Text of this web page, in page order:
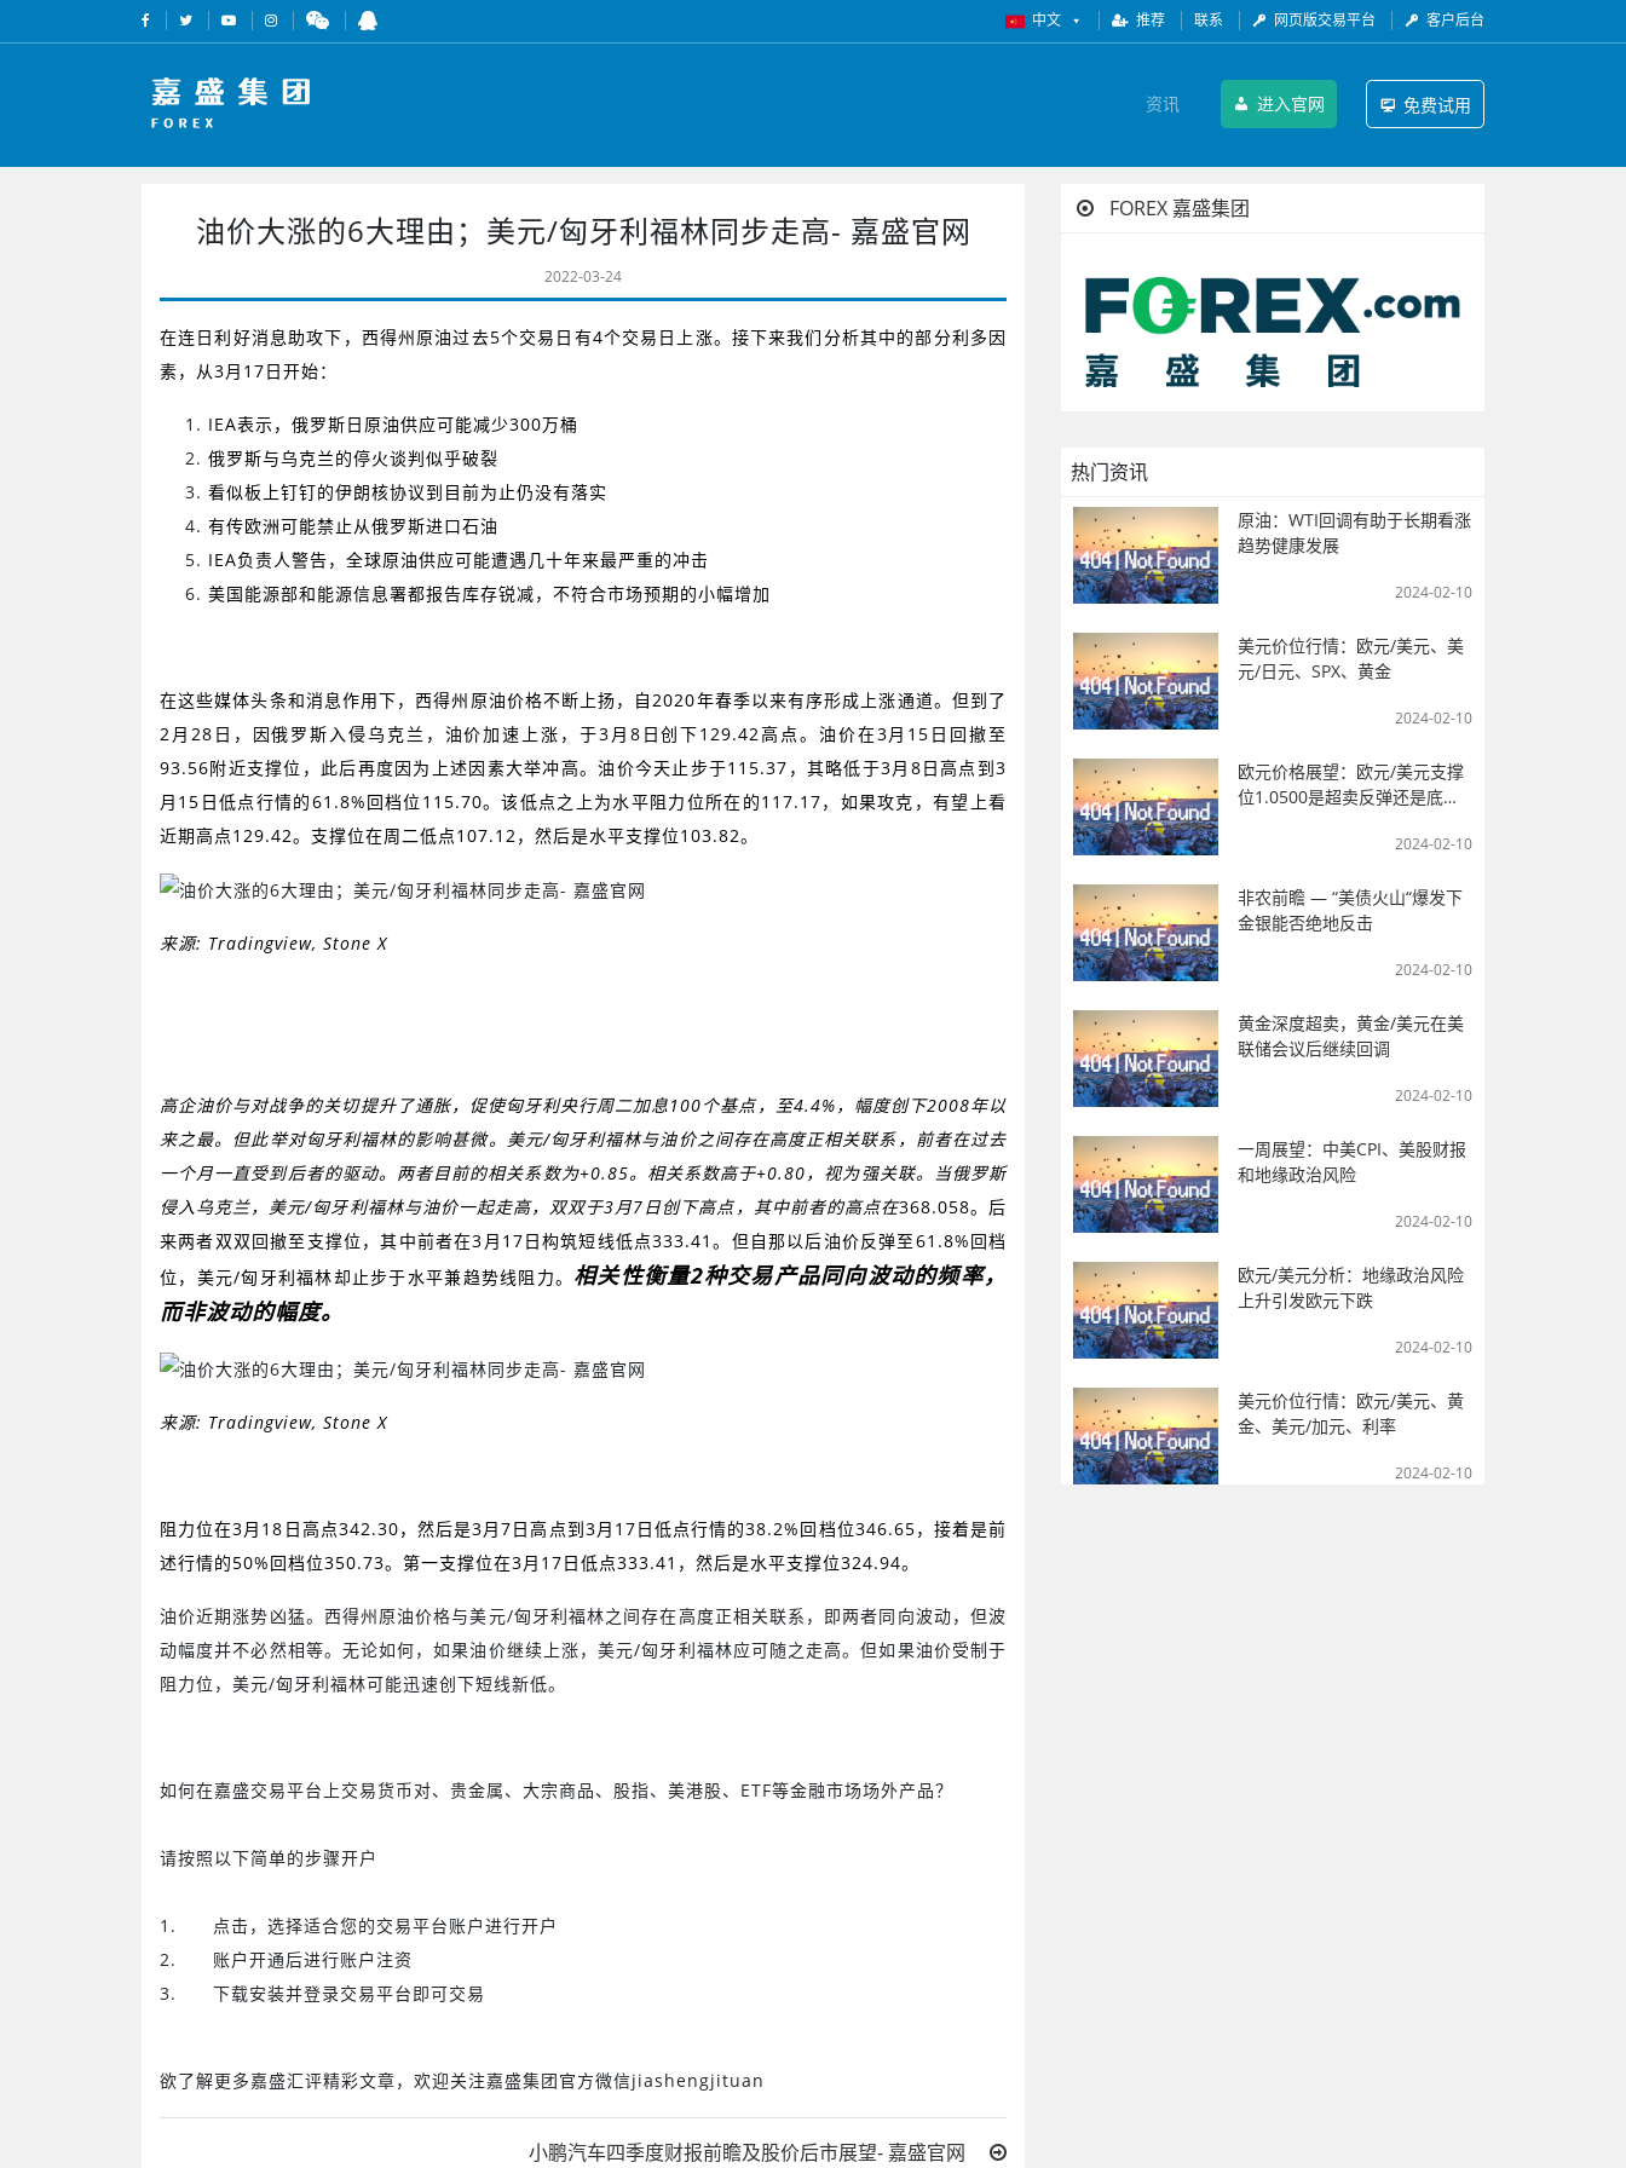
中文 推荐 联系 网页版交易平台 客户后台
资讯 进入官网 免费试用
油价大涨的6大理由；美元/匈牙利福林同步走高- 嘉盛官网
2022-03-24
在连日利好消息助攻下，西得州原油过去5个交易日有4个交易日上涨。接下来我们分析其中的部分利多因
素，从3月 17日开始：
IEA表示，俄罗斯日原油供应可能减少300万桶
俄罗斯与乌克兰的停火谈判似乎破裂
看似板上钉钉的伊朗核协议到目前为止仍没有落实
有传欧洲可能禁止从俄罗斯进口石油
IEA负责人警告，全球原油供应可能遭遇几十年来最严重的冲击
美国能源部和能源信息署都报告库存锐减，不符合市场预期的小幅增加
在这些媒体头条和消息作用下，西得州原油价格不断上扬，自2020年春季以来有序形成上涨通道。但到了
2月 28 日，因俄罗斯入侵乌克兰，油价加速上涨，于3月 8 日创下129.42高点。油价在3月 15 日回撤至
93.56附近支撑位，此后再度因为上述因素大举冲高。油价今天止步于115.37 ，其略低于3月 8日高点到3
月 15 日低点行情的61.8%回档位 115.70。该低点之上为水平阻力位所在的117.17，如果攻克，有望上看
近期高点129.42。支撑位在周二低点107.12，然后是水平支撑位103.82。
来源: Tradingview, Stone X
高企油价与对战争的关切提升了通胀，促使匈牙利央行周二加息100个基点，至4.4% ，幅度创下2008年以
来之最。但此举对匈牙利福林的影响甚微。美元/匈牙利福林与油价之间存在高度正相关联系，前者在过去
一个月一直受到后者的驱动。两者目前的相关系数为+0.85。相关系数高于+0.80 ，视为强关联。当俄罗斯
侵入乌克兰，美元/匈牙利福林与油价一起走高，双双于3月7日创下高点，其中前者的高点在368.058。后
来两者双双回撤至支撑位，其中前者在3月 17日构筑短线低点333.41。但自那以后油价反弹至61.8%回档
位，美元/匈牙利福林却止步于水平兼趋势线阻力。 相关性衡量2种交易产品同向波动的频率，
而非波动的幅度。
来源: Tradingview, Stone X
阻力位在3月 18 日高点342.30，然后是3月7日高点到3月 17日低点行情的38.2%回档位346.65，接着是前
述行情的50%回档位350.73。第一支撑位在3月 17日低点333.41 ，然后是水平支撑位324.94。
油价近期涨势凶猛。西得州原油价格与美元/匈牙利福林之间存在高度正相关联系，即两者同向波动，但波
动幅度并不必然相等。无论如何，如果油价继续上涨，美元/匈牙利福林应可随之走高。但如果油价受制于
阻力位，美元/匈牙利福林可能迅速创下短线新低。
如何在嘉盛交易平台上交易货币对、贵金属、大宗商品、股指、美港股、 ETF等金融市场场外产品？
请按照以下简单的步骤开户
1. 点击，选择适合您的交易平台账户进行开户
2. 账户开通后进行账户注资
3. 下载安装并登录交易平台即可交易
欲了解更多嘉盛汇评精彩文章，欢迎关注嘉盛集团官方微信jiashengjituan
小鹏汽车四季度财报前瞻及股价后市展望- 嘉盛官网
FOREX 嘉盛集团
热门资讯
原油：WTI回调有助于长期看涨
趋势健康发展
2024-02-10
美元价位行情：欧元/美元、美
元/日元、SPX、黄金
2024-02-10
欧元价格展望：欧元/美元支撑
位1.0500是超卖反弹还是底
2024-02-10
非农前瞻 — “美债火山“爆发下
金银能否绝地反击
2024-02-10
黄金深度超卖，黄金/美元在美
联储会议后继续回调
2024-02-10
一周展望：中美CPI、美股财报
和地缘政治风险
2024-02-10
欧元/美元分析：地缘政治风险
上升引发欧元下跌
2024-02-10
美元价位行情：欧元/美元、黄
金、美元/加元、利率
2024-02-10